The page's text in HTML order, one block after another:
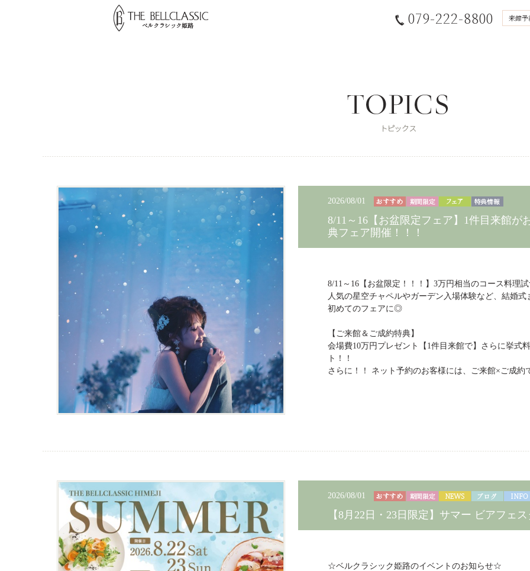
079-222-8800 来館予
2026/08/01
8/11～16【お盆限定フェア】1件目来館が
典フェア開催！！！
8/11～16【お盆限定！！！】3万円相当のコース料理
人気の星空チャペルやガーデン入場体験など、結婚式
初めてのフェアに◎
【ご来館＆ご成約特典】
会場費10万円プレゼント【1件目来館で】さらに挙式
ト！！
さらに！！ ネット予約のお客様には、ご来館×ご成
2026/08/01
【8月22日・23日限定】サマー ビアフェ
☆ベルクラシック姫路のイベントのお知らせ☆